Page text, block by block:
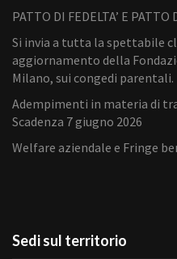
PATTO DI FEDELTA’ E
Si invia a tutta la spettabile
aggiornamento della
Milano, sui congedi parentali.
Adempimenti in materia di
Scadenza 7 giugno 2026
Welfare aziendale e Fringe
Sedi sul territorio